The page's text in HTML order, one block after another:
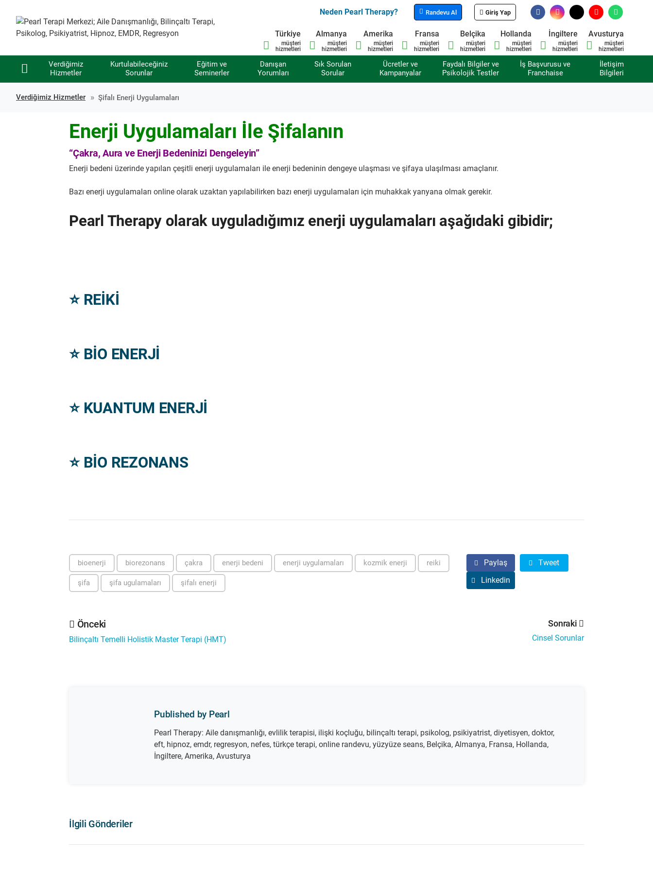
Neden Pearl Therapy? Randevu Al Giriş Yap
Türkiye
müşteri
hizmetleri
Almanya
müşteri
hizmetleri
Amerika
müşteri
hizmetleri
Fransa
müşteri
hizmetleri
Belçika
müşteri
hizmetleri
Hollanda
müşteri
hizmetleri
İngiltere
müşteri
hizmetleri
Avusturya
müşteri
hizmetleri
Verdiğimiz
Hizmetler
Kurtulabileceğiniz
Sorunlar
Eğitim ve
Seminerler
Danışan
Yorumları
Sık Sorulan
Sorular
Ücretler ve
Kampanyalar
Faydalı Bilgiler ve
Psikolojik Testler
İş Başvurusu ve
Franchaise
İletişim
Bilgileri
Verdiğimiz Hizmetler Şifalı Enerji Uygulamaları
Enerji Uygulamaları İle Şifalanın
“Çakra, Aura ve Enerji Bedeninizi Dengeleyin”
Enerji bedeni üzerinde yapılan çeşitli enerji uygulamaları ile enerji bedeninin dengeye ulaşması ve şifaya ulaşılması amaçlanır.
Bazı enerji uygulamaları online olarak uzaktan yapılabilirken bazı enerji uygulamaları için muhakkak yanyana olmak gerekir.
Pearl Therapy olarak uyguladığımız enerji uygulamaları aşağıdaki gibidir;
⭐️REİKİ
⭐️BİO ENERJİ
⭐️KUANTUM ENERJİ
⭐️BİO REZONANS
bioenerji biorezonans çakra enerji bedeni enerji uygulamaları kozmik enerji reiki
şifa şifa ugulamaları şifalı enerji
Paylaş
Tweet
Linkedin
Önceki
Bilinçaltı Temelli Holistik Master Terapi (HMT)
Sonraki
Cinsel Sorunlar
Published by Pearl
Pearl Therapy: Aile danışmanlığı, evlilik terapisi, ilişki koçluğu, bilinçaltı terapi, psikolog, psikiyatrist, diyetisyen, doktor,
eft, hipnoz, emdr, regresyon, nefes, türkçe terapi, online randevu, yüzyüze seans, Belçika, Almanya, Fransa, Hollanda,
İngiltere, Amerika, Avusturya
İlgili Gönderiler